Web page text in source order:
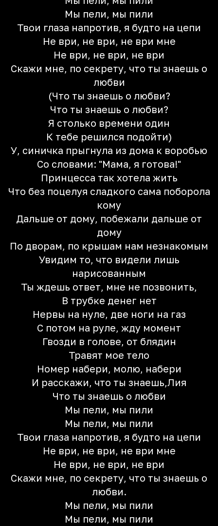
Мы пели, мы пили
Твои глаза напротив, я будто на цепи
Не ври, не ври, не ври мне
Не ври, не ври, не ври
Скажи мне, по секрету, что ты знаешь о
любви
(Что ты знаешь о любви?
Что ты знаешь о любви?
Я столько времени один
К тебе решился подойти)
У, синичка прыгнула из дома к воробью
Со словами: "Мама, я готова!"
Принцесса так хотела жить
Что без поцелуя сладкого сама поборола
кому
Дальше от дому, побежали дальше от
дому
По дворам, по крышам нам незнакомым
Увидим то, что видели лишь
нарисованным
Ты ждешь ответ, мне не позвонить,
В трубке денег нет
Нервы на нуле, две ноги на газ
С потом на руле, жду момент
Гвозди в голове, от блядин
Травят мое тело
Номер набери, молю, набери
И расскажи, что ты знаешь,Лия
Что ты знаешь о любви
Мы пели, мы пили
Мы пели, мы пили
Твои глаза напротив, я будто на цепи
Не ври, не ври, не ври мне
Не ври, не ври, не ври
Скажи мне, по секрету, что ты знаешь о
любви.
Мы пели, мы пили
Мы пели, мы пили